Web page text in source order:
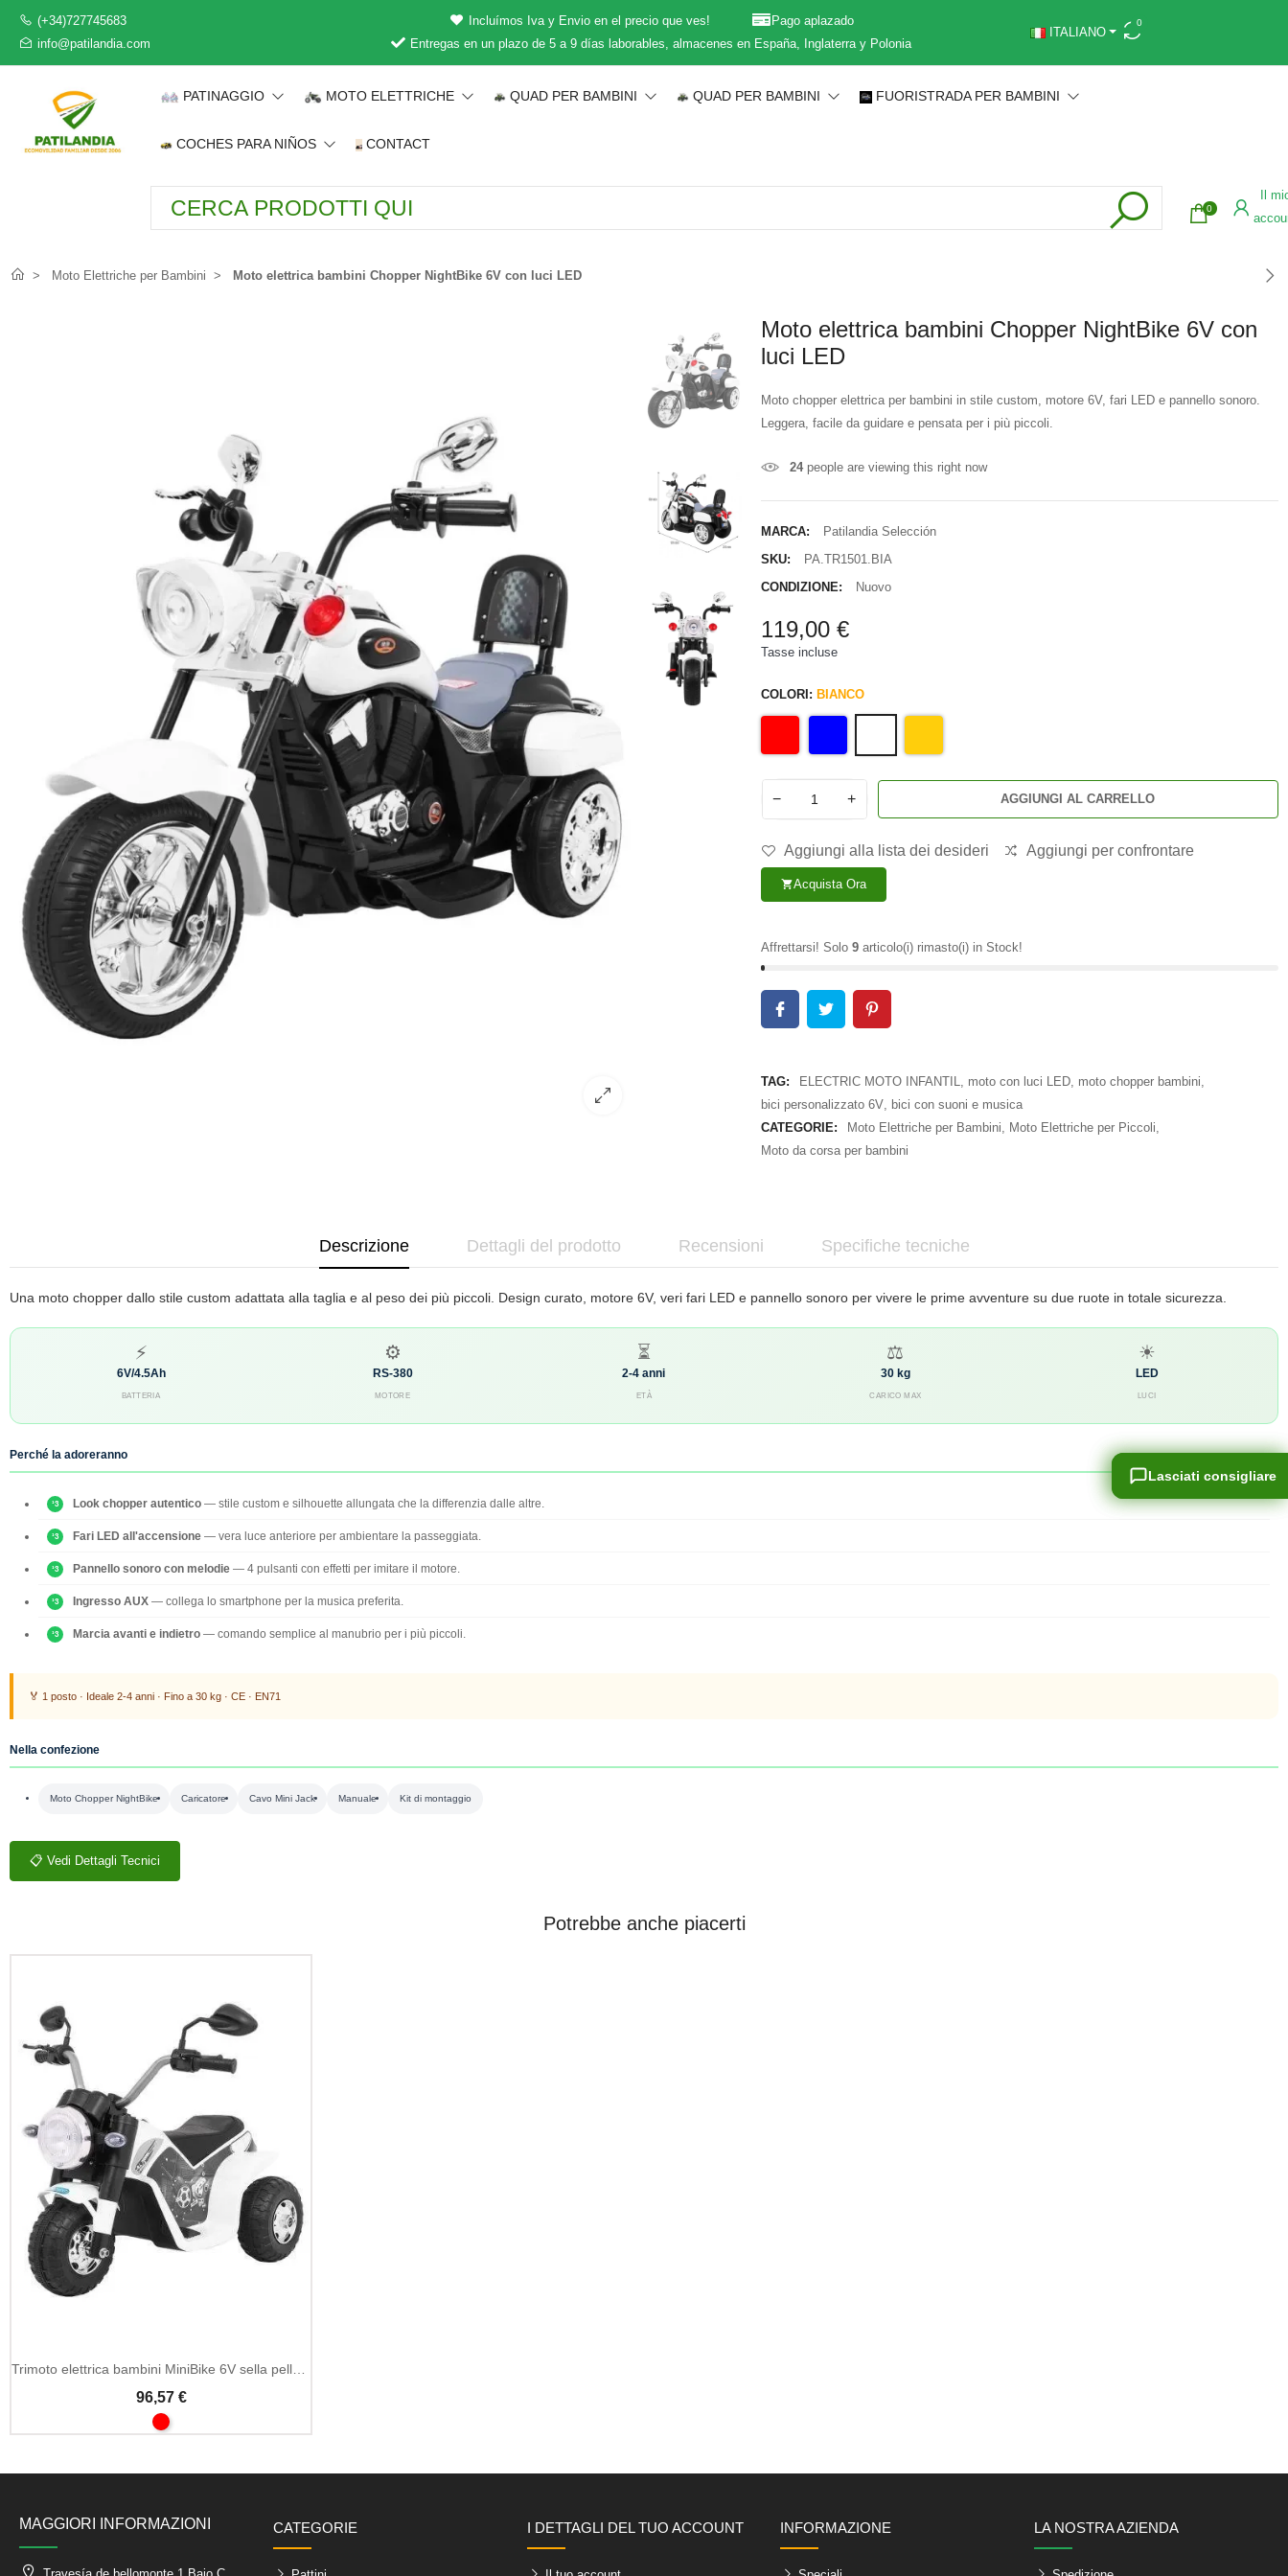
(+34)727745683
info@patilandia.com
Incluímos Iva y Envio en el precio que ves!
Pago aplazado
Entregas en un plazo de 5 a 9 días laborables, almacenes en España, Inglaterra y Polonia
ITALIANO
0
PATINAGGIO MOTO ELETTRICHE QUAD PER BAMBINI QUAD PER BAMBINI FUORISTRADA PER BAMBINI
COCHES PARA NIÑOS CONTACT
0
Il
Moto Elettriche per Bambini Moto elettrica bambini Chopper NightBike 6V con luci LED
Moto elettrica bambini Chopper NightBike 6V con
luci LED
Moto chopper elettrica per bambini in stile custom, motore 6V, fari LED e pannello sonoro.
Leggera, facile da guidare e pensata per i più piccoli.
24people are viewing this right now
MARCA:
Patilandia Selección
SKU:
PA.TR1501.BIA
CONDIZIONE:
Nuovo
119,00 €
Tasse incluse
COLORI: BIANCO
− + AGGIUNGI AL CARRELLO
Aggiungi alla lista dei desideri Aggiungi per confrontare
shopping_cartAcquista Ora
Affrettarsi! Solo 9articolo(i) rimasto(i) in Stock!
TAG: ELECTRIC MOTO INFANTIL, moto con luci LED, moto chopper bambini,
bici personalizzato 6V, bici con suoni e musica
CATEGORIE:
Moto Elettriche per Bambini, Moto Elettriche per Piccoli,
Moto da corsa per bambini
Descrizione Dettagli del prodotto Recensioni Specifiche tecniche
Una moto chopper dallo stile custom adattata alla taglia e al peso dei più piccoli. Design curato, motore 6V, veri fari LED e pannello sonoro per vivere le prime avventure su due ruote in totale sicurezza.
⚡
6V/4.5Ah
BATTERIA
⚙
RS-380
MOTORE
⏳
2-4 anni
ETÀ
⚖
30 kg
CARICO MAX
☀
LED
LUCI
Perché la adoreranno
Look chopper autentico — stile custom e silhouette allungata che la differenzia dalle altre.
Fari LED all'accensione — vera luce anteriore per ambientare la passeggiata.
Pannello sonoro con melodie — 4 pulsanti con effetti per imitare il motore.
Ingresso AUX — collega lo smartphone per la musica preferita.
Marcia avanti e indietro — comando semplice al manubrio per i più piccoli.
🏅 1 posto · Ideale 2-4 anni · Fino a 30 kg · CE · EN71
Nella confezione
Moto Chopper NightBike Caricatore Cavo Mini Jack Manuale Kit di montaggio
📋 Vedi Dettagli Tecnici
Potrebbe anche piacerti
Trimoto elettrica bambini MiniBike 6V sella pelle e LED
96,57 €
MAGGIORI INFORMAZIONI CATEGORIE I DETTAGLI DEL TUO ACCOUNT INFORMAZIONE LA NOSTRA AZIENDA
Lasciati consigliare
Lasciati consigliare